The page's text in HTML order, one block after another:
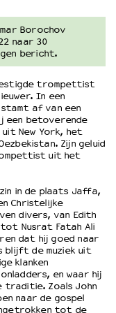
Borochov
naar 30
bericht.
trompettist
In een
af van een
een betoverende
New York, het
Zijn geluid
uit het
in de plaats Jaffa,
Christelijke
divers, van Edith
Nusrat Fatah Ali
dat hij goed naar
blijft de muziek uit
klanken
en waar hij
traditie. Zoals John
naar de gospel
tot de